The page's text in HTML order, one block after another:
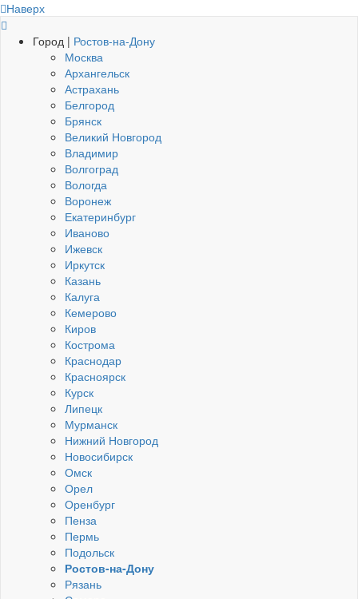
Наверх
Город | Ростов-на-Дону
Москва
Архангельск
Астрахань
Белгород
Брянск
Великий Новгород
Владимир
Волгоград
Вологда
Воронеж
Екатеринбург
Иваново
Ижевск
Иркутск
Казань
Калуга
Кемерово
Киров
Кострома
Краснодар
Красноярск
Курск
Липецк
Мурманск
Нижний Новгород
Новосибирск
Омск
Орел
Оренбург
Пенза
Пермь
Подольск
Ростов-на-Дону
Рязань